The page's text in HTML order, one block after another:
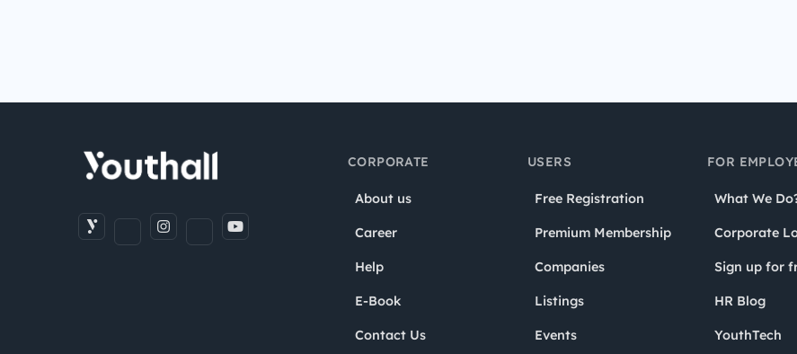
CORPORATE
About us
Career
Help
E-Book
Contact Us
USERS
Free Registration
Premium Membership
Companies
Listings
Events
FOR
What We
Corporate
Sign up for
HR Blog
YouthTech